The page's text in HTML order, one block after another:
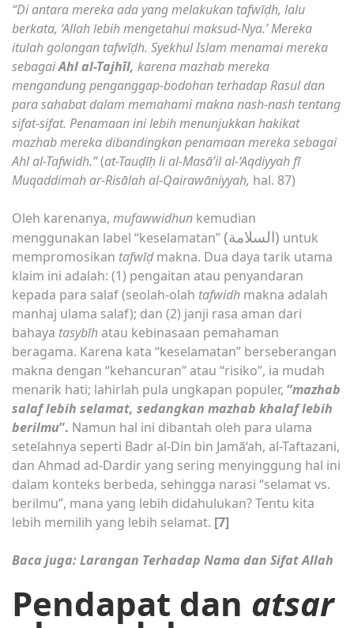
“Di antara mereka ada yang melakukan tafwīḍh, lalu
berkata, ‘Allah lebih mengetahui maksud-Nya.’ Mereka
itulah golongan tafwīḍh. Syekhul Islam menamai mereka
sebagaiAhl al-Tajhīl, karena mazhab mereka
mengandung penganggap-bodohan terhadap Rasul dan
para sahabat dalam memahami makna nash-nash tentang
sifat-sifat. Penamaan ini lebih menunjukkan hakikat
mazhab mereka dibandingkan penamaan mereka sebagai
Ahl al-Tafwidh.”(at-Tauḍīḥ li al-Masā’il al-‘Aqdiyyah fī
Muqaddimah ar-Risālah al-Qairawāniyyah, hal. 87)
Oleh karenanya, mufawwidhun kemudian
menggunakan label “keselamatan”
(السلامة) untuk
mempromosikan tafwīḍmakna. Dua daya tarik utama
klaim ini adalah: (1) pengaitan atau penyandaran
kepada para salaf (seolah-olah tafwidh makna adalah
manhaj ulama salaf); dan (2) janji rasa aman dari
bahaya tasybīhatau kebinasaan pemahaman
beragama. Karena kata “keselamatan” berseberangan
makna dengan “kehancuran” atau “risiko”, ia mudah
menarik hati; lahirlah pula ungkapan populer, “mazhab
salaf lebih selamat, sedangkan mazhab khalaf lebih
berilmu”. Namun hal ini dibantah oleh para ulama
setelahnya seperti Badr al-Din bin Jamā‘ah, al-Taftazani,
dan Ahmad ad-Dardir yang sering menyinggung hal ini
dalam konteks berbeda, sehingga narasi “selamat vs.
berilmu”, mana yang lebih didahulukan? Tentu kita
lebih memilih yang lebih selamat. [7]
Baca juga:Larangan Terhadap Nama dan Sifat Allah
Pendapat dan atsar